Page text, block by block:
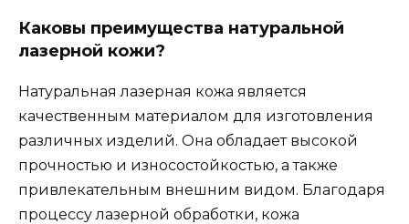
Каковы преимущества натуральной
лазерной кожи?
Натуральная лазерная кожа является
качественным материалом для изготовления
различных изделий. Она обладает высокой
прочностью и износостойкостью, а также
привлекательным внешним видом. Благодаря
процессу лазерной обработки, кожа